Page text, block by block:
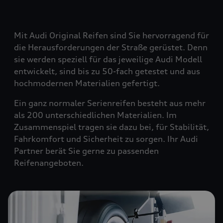
Mit Audi Original Reifen sind Sie hervorragend für
die Herausforderungen der Straße gerüstet. Denn
sie werden speziell für das jeweilige Audi Modell
entwickelt, sind bis zu 50-fach getestet und aus
hochmodernen Materialien gefertigt.
Ein ganz normaler Serienreifen besteht aus mehr
als 200 unterschiedlichen Materialien. Im
Zusammenspiel tragen sie dazu bei, für Stabilität,
Fahrkomfort und Sicherheit zu sorgen. Ihr Audi
Partner berät Sie gerne zu passenden
Reifenangeboten.